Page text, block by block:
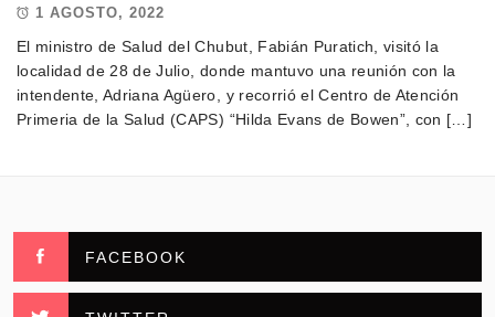
1 AGOSTO, 2022
El ministro de Salud del Chubut, Fabián Puratich, visitó la
localidad de 28 de Julio, donde mantuvo una reunión con la
intendente, Adriana Agüero, y recorrió el Centro de Atención
Primeria de la Salud (CAPS) “Hilda Evans de Bowen”, con […]
FACEBOOK